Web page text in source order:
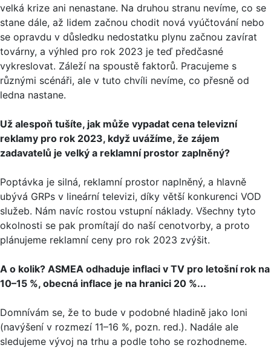
velká krize ani nenastane. Na druhou stranu nevíme, co se
stane dále, až lidem začnou chodit nová vyúčtování nebo
se opravdu v důsledku nedostatku plynu začnou zavírat
továrny, a výhled pro rok 2023 je teď předčasné
vykreslovat. Záleží na spoustě faktorů. Pracujeme s
různými scénáři, ale v tuto chvíli nevíme, co přesně od
ledna nastane.
Už alespoň tušíte, jak může vypadat cena televizní
reklamy pro rok 2023, když uvážíme, že zájem
zadavatelů je velký a reklamní prostor zaplněný?
Poptávka je silná, reklamní prostor naplněný, a hlavně
ubývá GRPs v lineární televizi, díky větší konkurenci VOD
služeb. Nám navíc rostou vstupní náklady. Všechny tyto
okolnosti se pak promítají do naší cenotvorby, a proto
plánujeme reklamní ceny pro rok 2023 zvýšit.
A o kolik? ASMEA odhaduje inflaci v TV pro letošní rok na
10–15 %, obecná inflace je na hranici 20 %...
Domnívám se, že to bude v podobné hladině jako loni
(navýšení v rozmezí 11–16 %, pozn. red.). Nadále ale
sledujeme vývoj na trhu a podle toho se rozhodneme.